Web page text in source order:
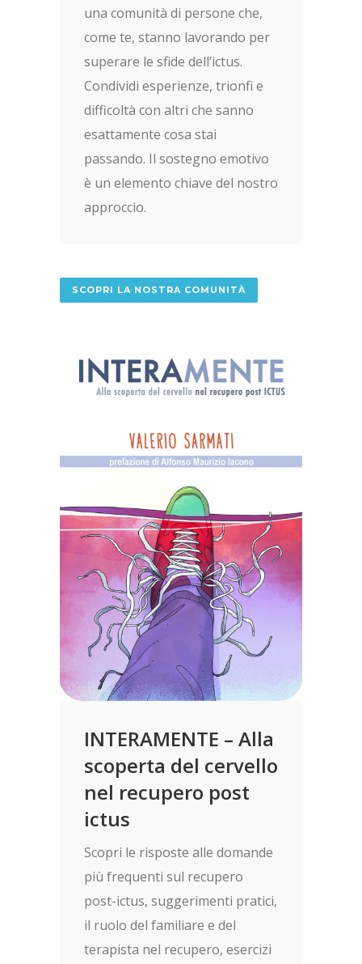
una comunità di persone che,
come te, stanno lavorando per
superare le sfide dell’ictus.
Condividi esperienze, trionfi e
difficoltà con altri che sanno
esattamente cosa stai
passando. Il sostegno emotivo
è un elemento chiave del nostro
approccio.
SCOPRI LA NOSTRA COMUNITÀ
INTERAMENTE – Alla
scoperta del cervello
nel recupero post
ictus
Scopri le risposte alle domande
più frequenti sul recupero
post-ictus, suggerimenti pratici,
il ruolo del familiare e del
terapista nel recupero, esercizi